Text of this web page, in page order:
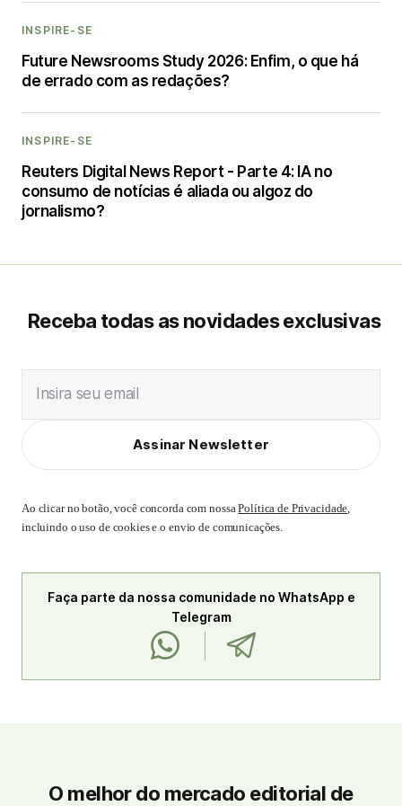
INSPIRE-SE
Future Newsrooms Study 2026: Enfim, o que há
de errado com as redações?
INSPIRE-SE
Reuters Digital News Report - Parte 4: IA no
consumo de notícias é aliada ou algoz do
jornalismo?
Receba todas as novidades exclusivas
Insira seu email
Assinar Newsletter
Ao clicar no botão, você concorda com nossaPolítica de Privacidade,
incluindo o uso de cookies e o envio de comunicações.
Faça parte da nossa comunidade no WhatsApp e
Telegram
O melhor do mercado editorial de